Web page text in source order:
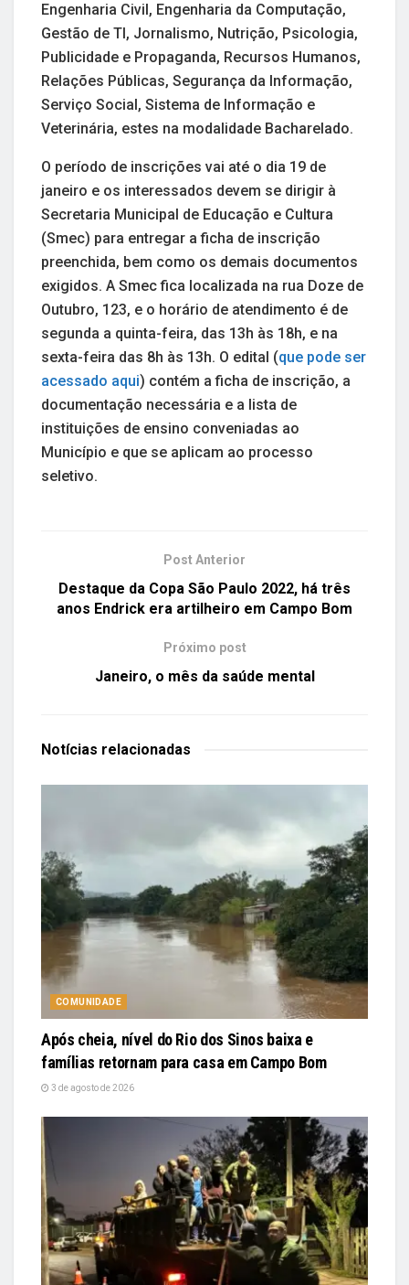
Engenharia Civil, Engenharia da Computação,
Gestão de TI, Jornalismo, Nutrição, Psicologia,
Publicidade e Propaganda, Recursos Humanos,
Relações Públicas, Segurança da Informação,
Serviço Social, Sistema de Informação e
Veterinária, estes na modalidade Bacharelado.
O período de inscrições vai até o dia 19 de
janeiro e os interessados devem se dirigir à
Secretaria Municipal de Educação e Cultura
(Smec) para entregar a ficha de inscrição
preenchida, bem como os demais documentos
exigidos. A Smec fica localizada na rua Doze de
Outubro, 123, e o horário de atendimento é de
segunda a quinta-feira, das 13h às 18h, e na
sexta-feira das 8h às 13h. O edital (que pode ser
acessado aqui) contém a ficha de inscrição, a
documentação necessária e a lista de
instituições de ensino conveniadas ao
Município e que se aplicam ao processo
seletivo.
Post Anterior
Destaque da Copa São Paulo 2022, há três
anos Endrick era artilheiro em Campo Bom
Próximo post
Janeiro, o mês da saúde mental
Notícias relacionadas
COMUNIDADE
Após cheia, nível do Rio dos Sinos baixa e
famílias retornam para casa em Campo Bom
3 de agosto de 2026